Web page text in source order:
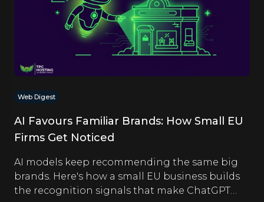
Web Digest
AI Favours Familiar Brands: How Small EU
Firms Get Noticed
AI models keep recommending the same big
brands. Here's how a small EU business builds
the recognition signals that make ChatGPT